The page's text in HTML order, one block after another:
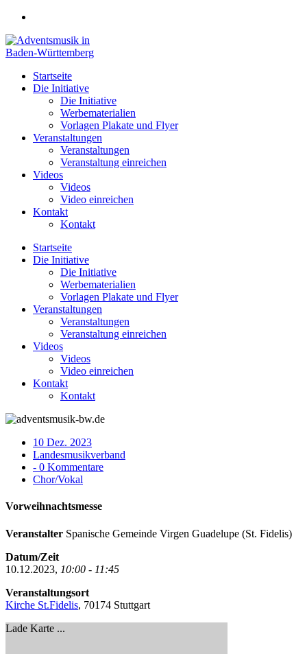
Zum
springen
Startseite
Die Initiative
Die Initiative
Werbematerialien
Vorlagen Plakate und Flyer
Veranstaltungen
Veranstaltungen
Veranstaltung einreichen
Videos
Videos
Video einreichen
Kontakt
Kontakt
Startseite
Die Initiative
Die Initiative
Werbematerialien
Vorlagen Plakate und Flyer
Veranstaltungen
Veranstaltungen
Veranstaltung einreichen
Videos
Videos
Video einreichen
Kontakt
Kontakt
10 Dez. 2023
Landesmusikverband
- 0 Kommentare
Chor/Vokal
Vorweihnachtsmesse
Veranstalter Spanische Gemeinde Virgen Guadelupe (St. Fidelis)
Datum/Zeit
10.12.2023, 10:00 - 11:45
Veranstaltungsort
Kirche St.Fidelis, 70174 Stuttgart
Lade Karte ...